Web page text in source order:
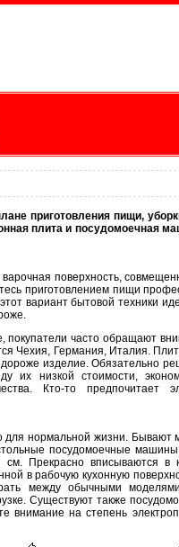
приготовления пищи,
плита и посудомоечная
поверхность,
приготовлением пищи
вариант бытовой техники
покупатели часто обращают
Чехия, Германия, Италия.
изделие. Обязательно
их низкой стоимости,
Кто-то предпочитает
нормальной жизни.
посудомоечные
Прекрасно вписываются в
в рабочую кухонную
между обычными
Существуют также
внимание на степень